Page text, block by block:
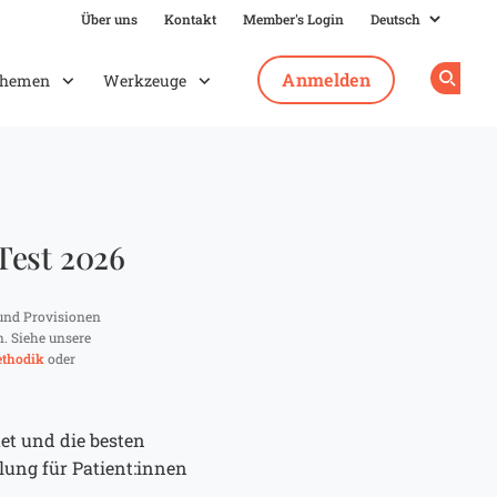
Über uns Kontakt Member's Login
Werkzeuge Anmelden
2026
Provisionen
Siehe unsere
oder
und die besten
für Patient:innen